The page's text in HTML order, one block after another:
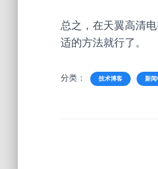
总之，在天翼高清
适的方法就行了。
分类： 技术博客 新闻